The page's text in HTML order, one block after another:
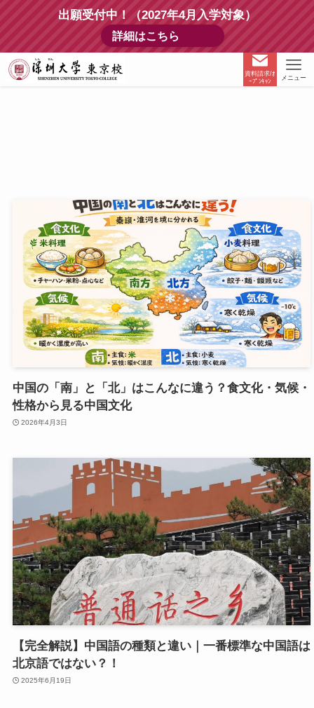
出願受付中！（2027年4月入学対象）
詳細はこちら
資料請求/ｵ
ｰﾌﾟﾝｷｬﾝ
メニュー
中国の「南」と「北」はこんなに違う？食文化・気候・
性格から見る中国文化
2026年4月3日
【完全解説】中国語の種類と違い｜一番標準な中国語は
北京語ではない？！
2025年6月19日